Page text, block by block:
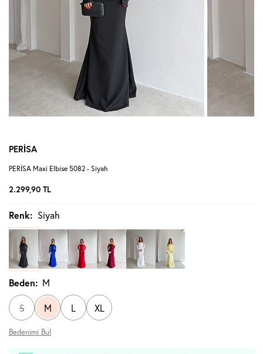
PERİSA
PERİSA Maxi Elbise 5082 - Siyah
2.299,90 TL
Renk: Siyah
Beden: M
S M L XL
Bedenimi Bul